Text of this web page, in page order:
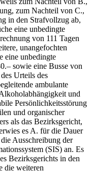
zum Nachteil von C.,
in den Strafvollzug ab,
eine unbedingte
von 111 Tagen
unangefochten
eine unbedingte
sowie eine Busse von
Urteils des
ambulante
und
Persönlichkeitsstörung
und organischer
als das Bezirksgericht,
es A. für die Dauer
Ausschreibung der
(SIS) an. Es
Bezirksgerichts in den
die weiteren